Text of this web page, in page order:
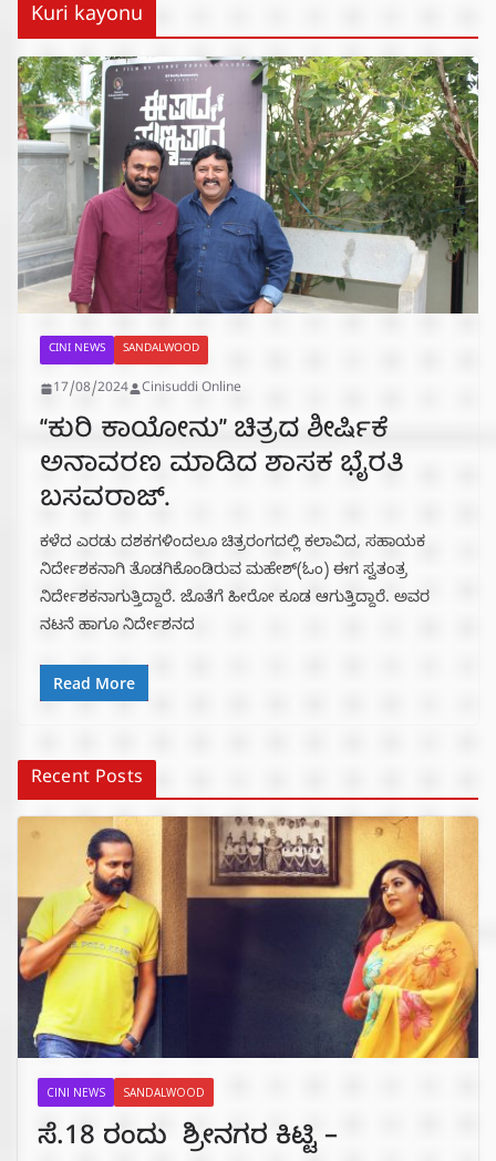
Kuri kayonu
CINI NEWS SANDALWOOD
17/08/2024 Cinisuddi Online
“ಕುರಿ ಕಾಯೋನು” ಚಿತ್ರದ ಶೀರ್ಷಿಕೆ
ಅನಾವರಣ ಮಾಡಿದ ಶಾಸಕ ಭೈರತಿ
ಬಸವರಾಜ್.
ಕಳೆದ ಎರಡು ದಶಕಗಳಿಂದಲೂ ಚಿತ್ರರಂಗದಲ್ಲಿ ಕಲಾವಿದ, ಸಹಾಯಕ
ನಿರ್ದೇಶಕನಾಗಿ ತೊಡಗಿಕೊಂಡಿರುವ ಮಹೇಶ್(ಓಂ) ಈಗ ಸ್ವತಂತ್ರ
ನಿರ್ದೇಶಕನಾಗುತ್ತಿದ್ದಾರೆ. ಜೊತೆಗೆ ಹೀರೋ ಕೂಡ ಆಗುತ್ತಿದ್ದಾರೆ. ಅವರ
ನಟನೆ ಹಾಗೂ ನಿರ್ದೇಶನದ
Read More
Recent Posts
CINI NEWS SANDALWOOD
ಸೆ.18 ರಂದು ಶ್ರೀನಗರ ಕಿಟ್ಟಿ –